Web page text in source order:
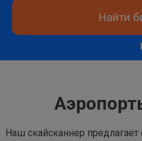
Найти
Наш скайсканнер